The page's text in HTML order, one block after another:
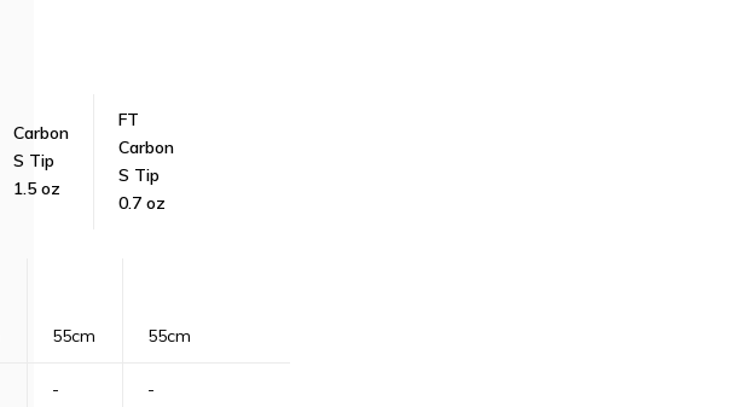
Carbon
S Tip
1.5 oz
FT
Carbon
S Tip
0.7 oz
55cm 55cm
- -